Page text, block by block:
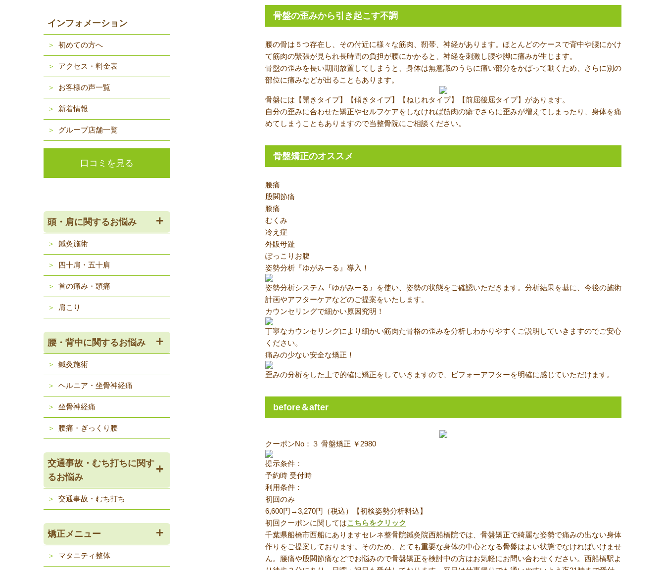
骨盤の歪みから引き起こす不調
腰の骨は５つ存在し、その付近に様々な筋肉、靭帯、神経があります。ほとんどのケースで背中や腰にかけ
て筋肉の緊張が見られ長時間の負担が腰にかかると、神経を刺激し腰や脚に痛みが生じます。
骨盤の歪みを長い期間放置してしまうと、身体は無意識のうちに痛い部分をかばって動くため、さらに別の
部位に痛みなどが出ることもあります。
骨盤には【開きタイプ】【傾きタイプ】【ねじれタイプ】【前屈後屈タイプ】があります。
自分の歪みに合わせた矯正やセルフケアをしなければ筋肉の癖でさらに歪みが増えてしまったり、身体を痛
めてしまうこともありますので当整骨院にご相談ください。
骨盤矯正のオススメ
腰痛
股関節痛
膝痛
むくみ
冷え症
外販母趾
ぽっこりお腹
姿勢分析 『ゆがみーる』導入！
姿勢分析システム『ゆがみーる』を使い、姿勢の状態をご確認いただきます。分析結果を基に、今後の施術
計画やアフターケアなどのご提案をいたします。
カウンセリングで細かい原因究明！
丁寧なカウンセリングにより細かい筋肉た骨格の歪みを分析しわかりやすくご説明していきますのでご安心
ください。
痛みの少ない安全な矯正！
歪みの分析をした上で的確に矯正をしていきますので、ビフォーアフターを明確に感じていただけます。
before＆after
クーポンNo：３ 骨盤矯正 ￥2980
提示条件：
予約時 受付時
利用条件：
初回のみ
6,600円→3,270円（税込）【初検姿勢分析料込】
初回クーポンに関してはこちらをクリック
千葉県船橋市西船にありますセレネ整骨院鍼灸院西船橋院では、骨盤矯正で綺麗な姿勢で痛みの出ない身体
作りをご提案しております。そのため、とても重要な身体の中心となる骨盤はよい状態でなければいけませ
ん。腰痛や股関節痛などでお悩みので骨盤矯正を検討中の方はお気軽にお問い合わせください。西船橋駅よ
インフォメーション
初めての方へ
アクセス・料金表
お客様の声一覧
新着情報
グループ店舗一覧
口コミを見る
頭・肩に関するお悩み
鍼灸施術
四十肩・五十肩
首の痛み・頭痛
肩こり
腰・背中に関するお悩み
鍼灸施術
ヘルニア・坐骨神経痛
坐骨神経痛
腰痛・ぎっくり腰
交通事故・むち打ちに関す
るお悩み
交通事故・むち打ち
矯正メニュー
マタニティ整体